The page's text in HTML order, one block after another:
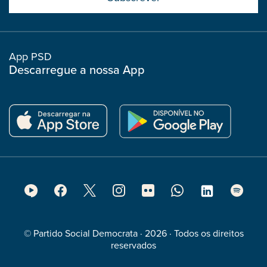
boostrap
col
App PSD
Descarregue a nossa App
© Partido Social Democrata · 2026 · Todos os direitos
reservados
Footer
Media